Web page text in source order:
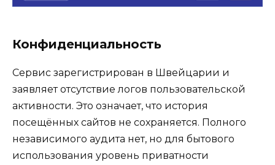
Конфиденциальность
Сервис зарегистрирован в Швейцарии и
заявляет отсутствие логов пользовательской
активности. Это означает, что история
посещённых сайтов не сохраняется. Полного
независимого аудита нет, но для бытового
использования уровень приватности